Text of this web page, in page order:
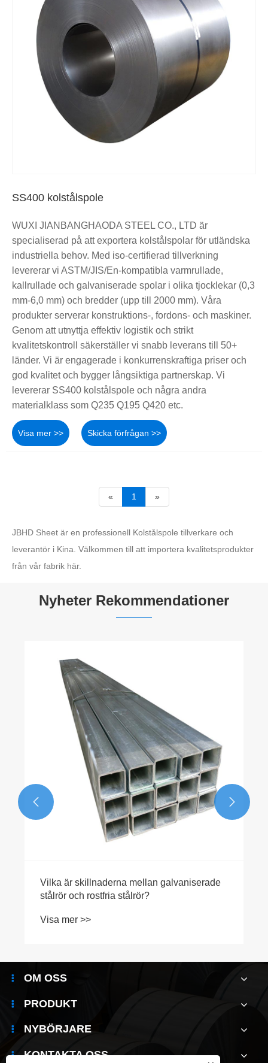
SS400 kolstålspole
WUXI JIANBANGHAODA STEEL CO., LTD är
specialiserad på att exportera kolstålspolar för utländska
industriella behov. Med iso-certifierad tillverkning
levererar vi ASTM/JIS/En-kompatibla varmrullade,
kallrullade och galvaniserade spolar i olika tjocklekar (0,3
mm-6,0 mm) och bredder (upp till 2000 mm). Våra
produkter serverar konstruktions-, fordons- och maskiner.
Genom att utnyttja effektiv logistik och strikt
kvalitetskontroll säkerställer vi snabb leverans till 50+
länder. Vi är engagerade i konkurrenskraftiga priser och
god kvalitet och bygger långsiktiga partnerskap. Vi
levererar SS400 kolstålspole och några andra
materialklass som Q235 Q195 Q420 etc.
Visa mer >> Skicka förfrågan >>
« 1 »
JBHD Sheet är en professionell Kolstålspole tillverkare och
leverantör i Kina. Välkommen till att importera kvalitetsprodukter
från vår fabrik här.
Nyheter Rekommendationer
​Skillnader i kontrollmetoder för
väggtjocklekstolerans mellan rostfritt stålrör
och rostfritt sömlöst rör
Visa mer >>
 
OM OSS
PRODUKT
NYBÖRJARE
KONTAKTA OSS